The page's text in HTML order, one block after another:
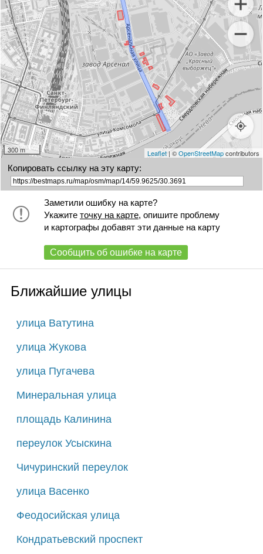
300 m Leaflet| ©OpenStreetMapcontributors
Копировать ссылку на эту карту:
Заметили ошибку на карте?
Укажите точку на карте, опишите проблему
и картографы добавят эти данные на карту
Сообщить об ошибке на карте
Ближайшие улицы
улица Ватутина
улица Жукова
улица Пугачева
Минеральная улица
площадь Калинина
переулок Усыскина
Чичуринский переулок
улица Васенко
Феодосийская улица
Кондратьевский проспект